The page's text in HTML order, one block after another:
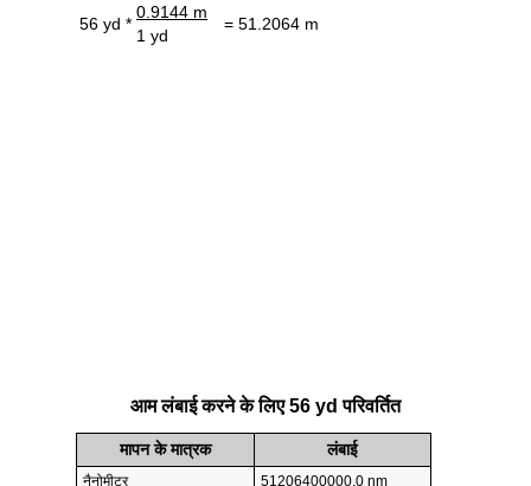
56 yd *
0.9144 m
= 51.2064 m
1 yd
आम लंबाई करने के लिए 56 yd परिवर्तित
मापन के मात्रक लंबाई
नैनोमीटर
51206400000.0 nm